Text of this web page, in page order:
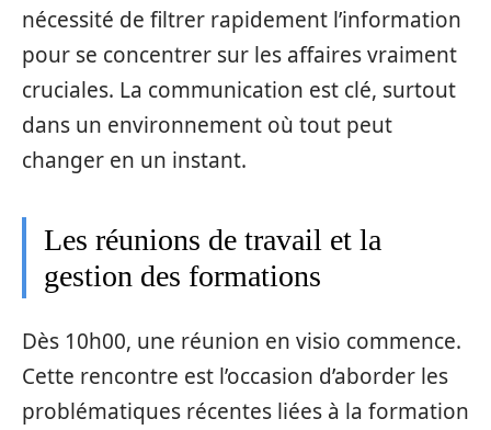
nécessité de filtrer rapidement l’information
pour se concentrer sur les affaires vraiment
cruciales. La communication est clé, surtout
dans un environnement où tout peut
changer en un instant.
Les réunions de travail et la
gestion des formations
Dès 10h00, une réunion en visio commence.
Cette rencontre est l’occasion d’aborder les
problématiques récentes liées à la formation